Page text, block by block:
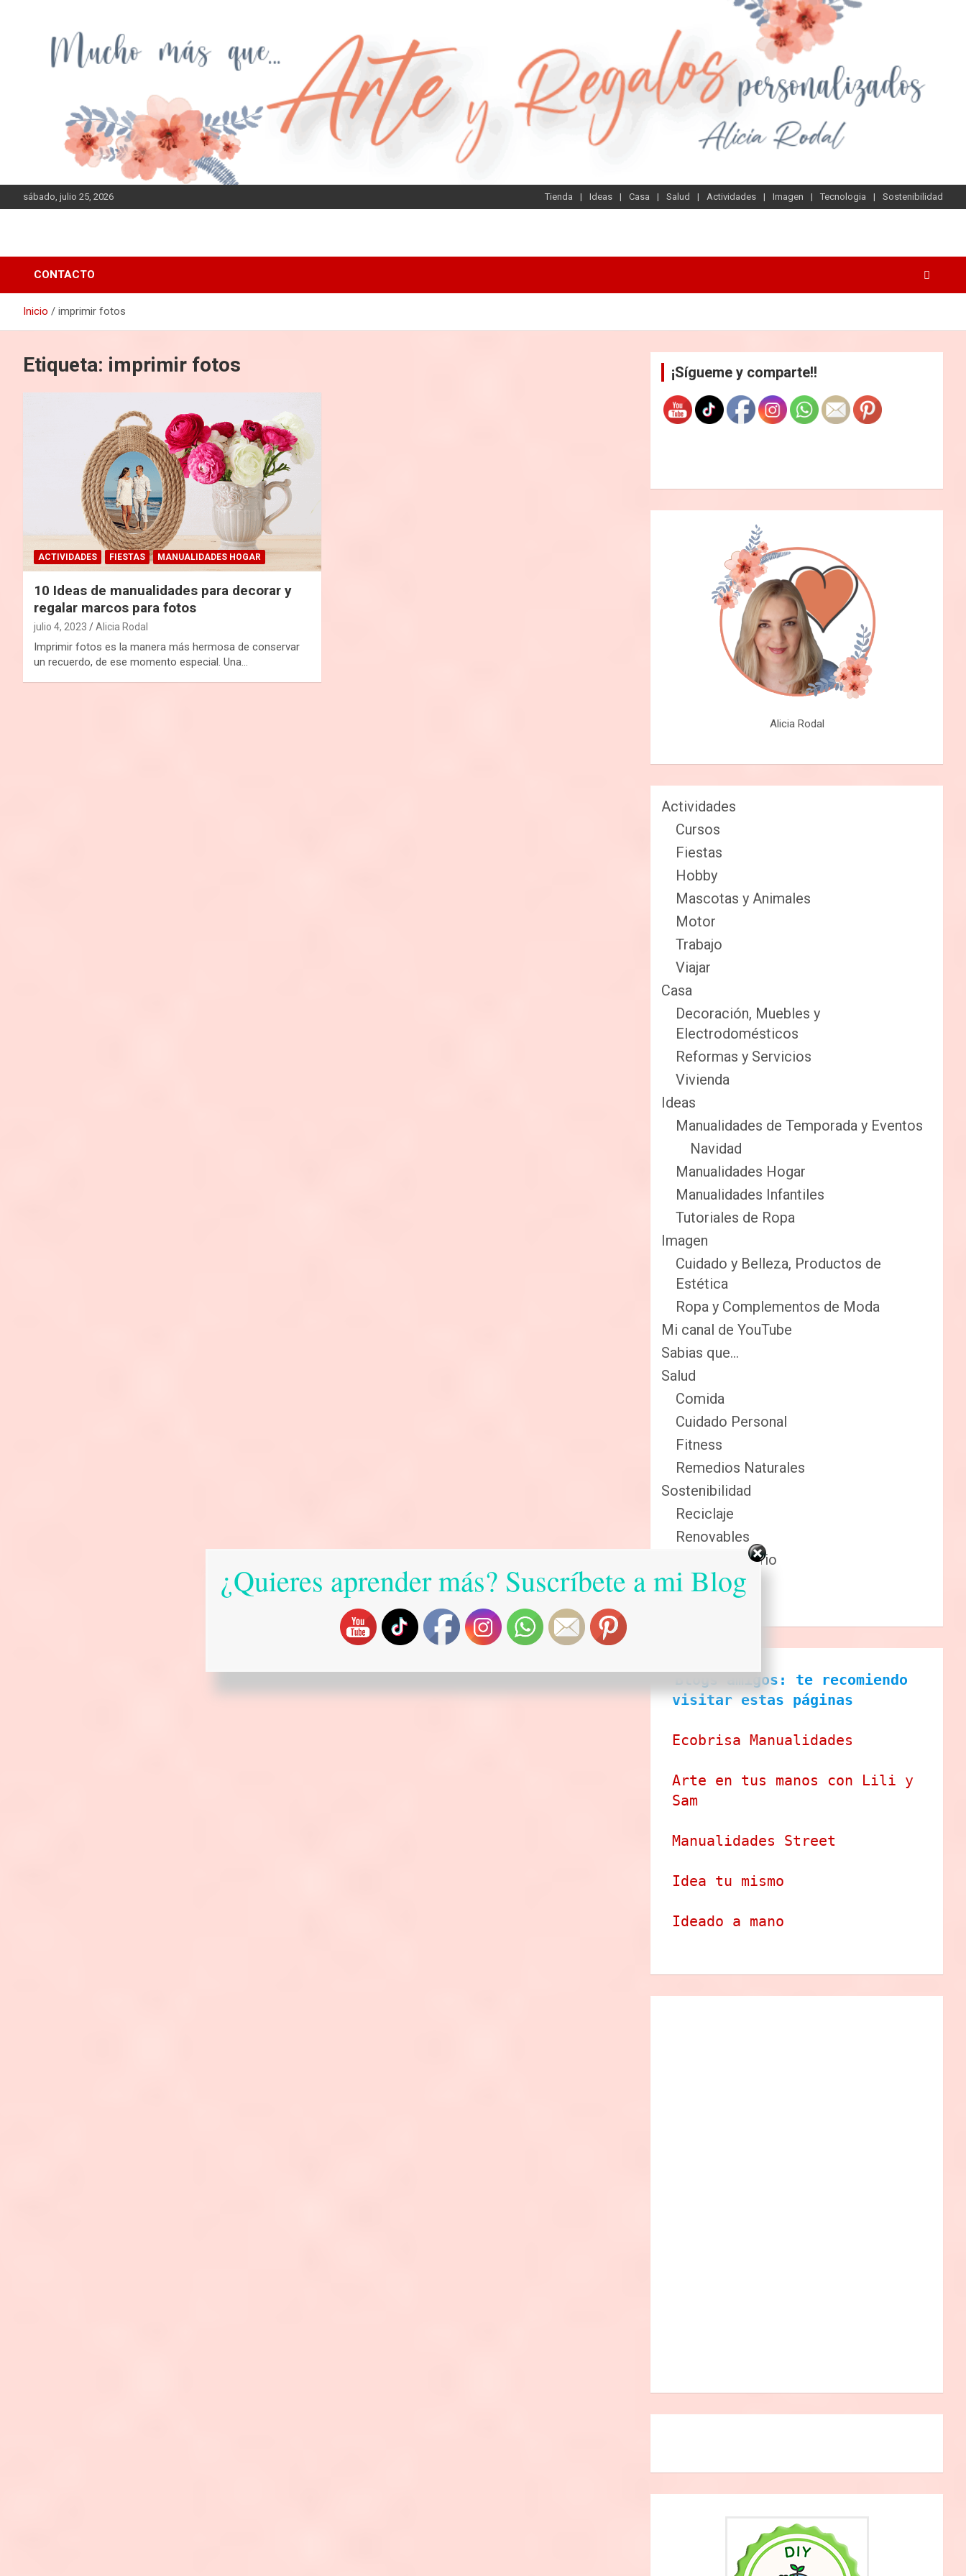
sábado, julio 25, 2026 Tienda Ideas Casa Salud Actividades Imagen Tecnologia Sostenibilidad
CONTACTO
Inicio imprimir fotos
Etiqueta: imprimir fotos
ACTIVIDADES FIESTAS MANUALIDADES HOGAR
10 Ideas de manualidades para decorar y
regalar marcos para fotos
julio 4, 2023 Alicia Rodal
Imprimir fotos es la manera más hermosa de conservar
un recuerdo, de ese momento especial. Una…
¡Sígueme y comparte!!
Alicia Rodal
Actividades
Cursos
Fiestas
Hobby
Mascotas y Animales
Motor
Trabajo
Viajar
Casa
Decoración, Muebles y
Electrodomésticos
Reformas y Servicios
Vivienda
Ideas
Manualidades de Temporada y Eventos
Navidad
Manualidades Hogar
Manualidades Infantiles
Tutoriales de Ropa
Imagen
Cuidado y Belleza, Productos de
Estética
Ropa y Complementos de Moda
Mi canal de YouTube
Sabias que…
Salud
Comida
Cuidado Personal
Fitness
Remedios Naturales
Sostenibilidad
Reciclaje
Renovables
Sector Primario
Tecnologia
Blogs amigos: te recomiendo
visitar estas páginas
Ecobrisa Manualidades
Arte en tus manos con Lili y
Sam
Manualidades Street
Idea tu mismo
Ideado a mano
¿Quieres aprender más? Suscríbete a mi Blog